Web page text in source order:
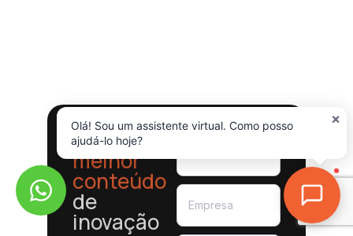
Receba o
melhor
conteúdo
de
inovação
×
Olá! Sou um assistente virtual. Como posso
ajudá-lo hoje?